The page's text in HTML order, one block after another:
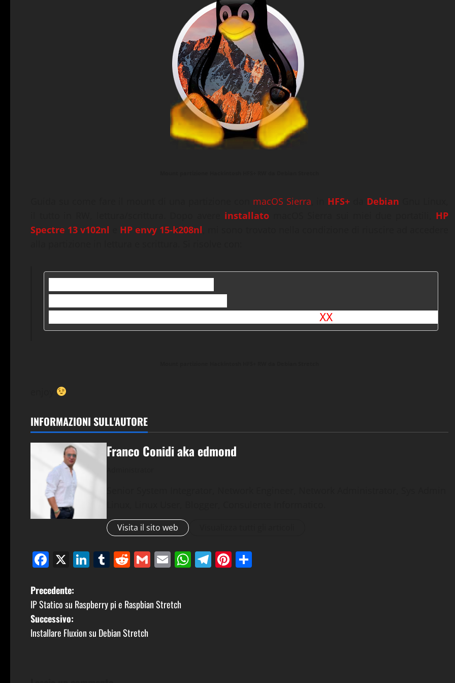
macOS Sierra HFS+ Debian
installatomacOS Sierra sui miei due portatili, HP
Spectre 13 v102nl
HP envy 15-k208nl
XX
INFORMAZIONI SULL'AUTORE
Franco Conidi aka edmond
Visita il sito web
Facebook
X LinkedIn
Tumblr
Reddit
GmailEmailWhatsApp
Telegram
Pinterest
N
a
v
Precedente:
IP Statico su Raspberry pi e Raspbian Stretch
Successivo:
Installare Fluxion su Debian Stretch